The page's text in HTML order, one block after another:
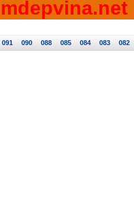
091 090 088 085 084 083 082